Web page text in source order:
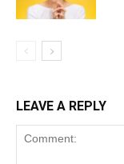
LEAVE A REPLY